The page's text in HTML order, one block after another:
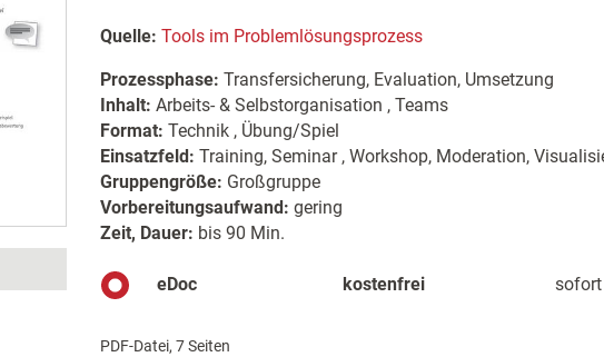
Quelle: Tools im Problemlösungsprozess
Prozessphase: Transfersicherung, Evaluation, Umsetzung
Inhalt: Arbeits- & Selbstorganisation , Teams
Format: Technik , Übung/Spiel
Einsatzfeld: Training, Seminar , Workshop, Moderation,
Gruppengröße: Großgruppe
Vorbereitungsaufwand: gering
Zeit, Dauer: bis 90 Min.
eDoc kostenfrei
PDF-Datei, 7 Seiten